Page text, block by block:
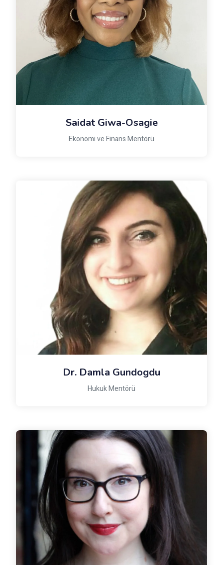
Saidat Giwa-Osagie
Ekonomi ve Finans Mentörü
Dr. Damla Gundogdu
Hukuk Mentörü